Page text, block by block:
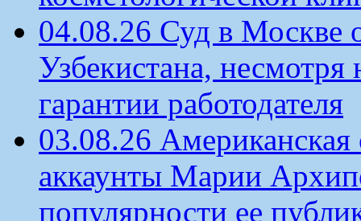
04.08.26 Суд в Москве
Узбекистана,
гарантии работодателя
03.08.26 Американская
аккаунты Марии
популярности ее